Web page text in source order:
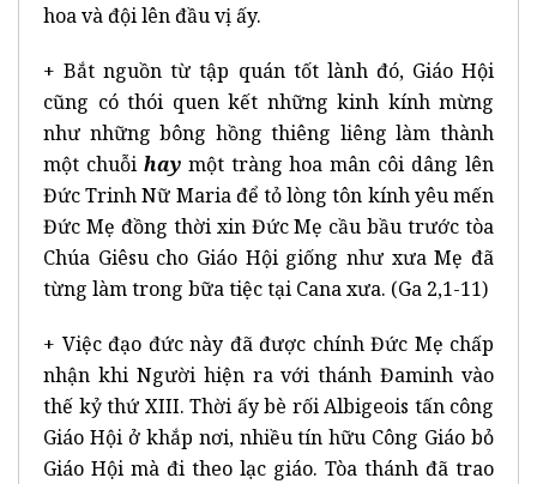
hoa và đội lên đầu vị ấy.
+ Bắt nguồn từ tập quán tốt lành đó, Giáo Hội
cũng có thói quen kết những kinh kính mừng
như những bông hồng thiêng liêng làm thành
một chuỗi hay một tràng hoa mân côi dâng lên
Đức Trinh Nữ Maria để tỏ lòng tôn kính yêu mến
Đức Mẹ đồng thời xin Đức Mẹ cầu bầu trước tòa
Chúa Giêsu cho Giáo Hội giống như xưa Mẹ đã
từng làm trong bữa tiệc tại Cana xưa. (Ga 2,1-11)
+ Việc đạo đức này đã được chính Đức Mẹ chấp
nhận khi Người hiện ra với thánh Đaminh vào
thế kỷ thứ XIII. Thời ấy bè rối Albigeois tấn công
Giáo Hội ở khắp nơi, nhiều tín hữu Công Giáo bỏ
Giáo Hội mà đi theo lạc giáo. Tòa thánh đã trao